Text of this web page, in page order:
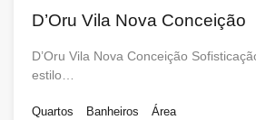
D’Oru Vila Nova Conceição
D’Oru Vila Nova Conceição
estilo…
Quartos
Banheiros
Área